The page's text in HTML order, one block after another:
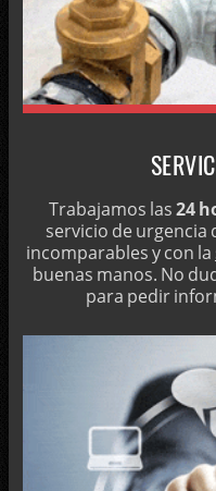
DESATRANCOS
DESATASCADOR
EXPERIENCIA EN
SERVICIO DE LIMPIEZA
Trabajamos las24
servicio de urgencia
incomparables y con la
buenas manos. No
para pedir